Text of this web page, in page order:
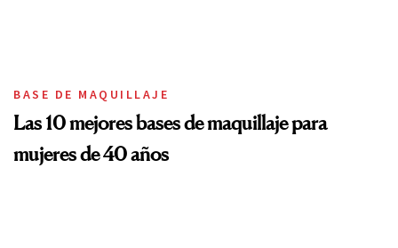
BASE DE MAQUILLAJE
Las 10 mejores bases de maquillaje para
mujeres de 40 años